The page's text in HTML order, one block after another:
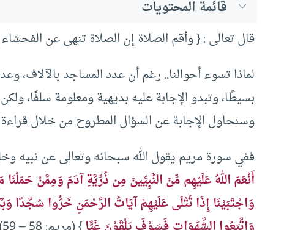
قائمة المحتويات
قال تعالى : { وأقم الصلاة إن الصلاة تنهى عن الفحشاء
لماذا تسوء أحوالنا.. رغم أن عدد المساجد بالآلاف،
بسيطًا، وتبدو الإجابة عليه بديهية ومعلومة سلفًا،
وسنحاول الإجابة عن السؤال المطروح من خلال قراءة
ففي سورة مريم يقول الله سبحانه وتعالى عن نبيه
أَنْعَمَ اللهُ عَلَيْهِم مِّنَ النَّبِيِّينَ مِن ذُرِّيَّةِ آدَمَ وَمِمَّنْ
وَاجْتَبَيْنَا إِذَا تُتْلَى عَلَيْهِمْ آيَاتُ الرَّحْمَنِ خَرُّوا